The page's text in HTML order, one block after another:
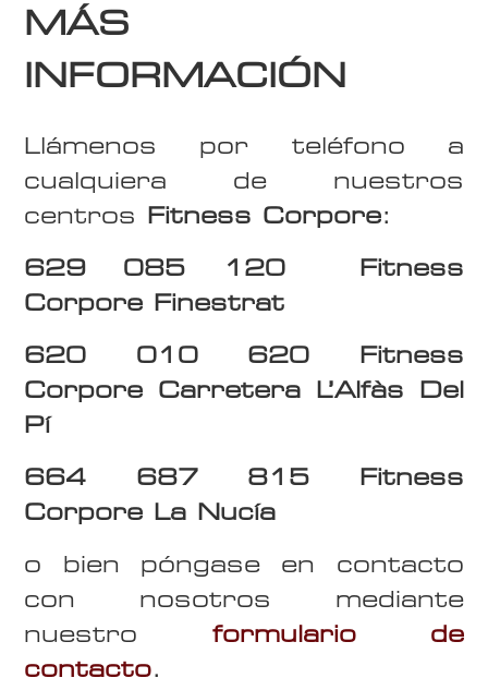
MÁS
INFORMACIÓN
Llámenos por teléfono a
cualquiera de nuestros
centros Fitness Corpore:
629 085 120 Fitness
Corpore Finestrat
620 010 620 Fitness
Corpore Carretera L’Alfàs Del
Pí
664 687 815 Fitness
Corpore La Nucía
o bien póngase en contacto
con nosotros mediante
nuestro formulario de
contacto.